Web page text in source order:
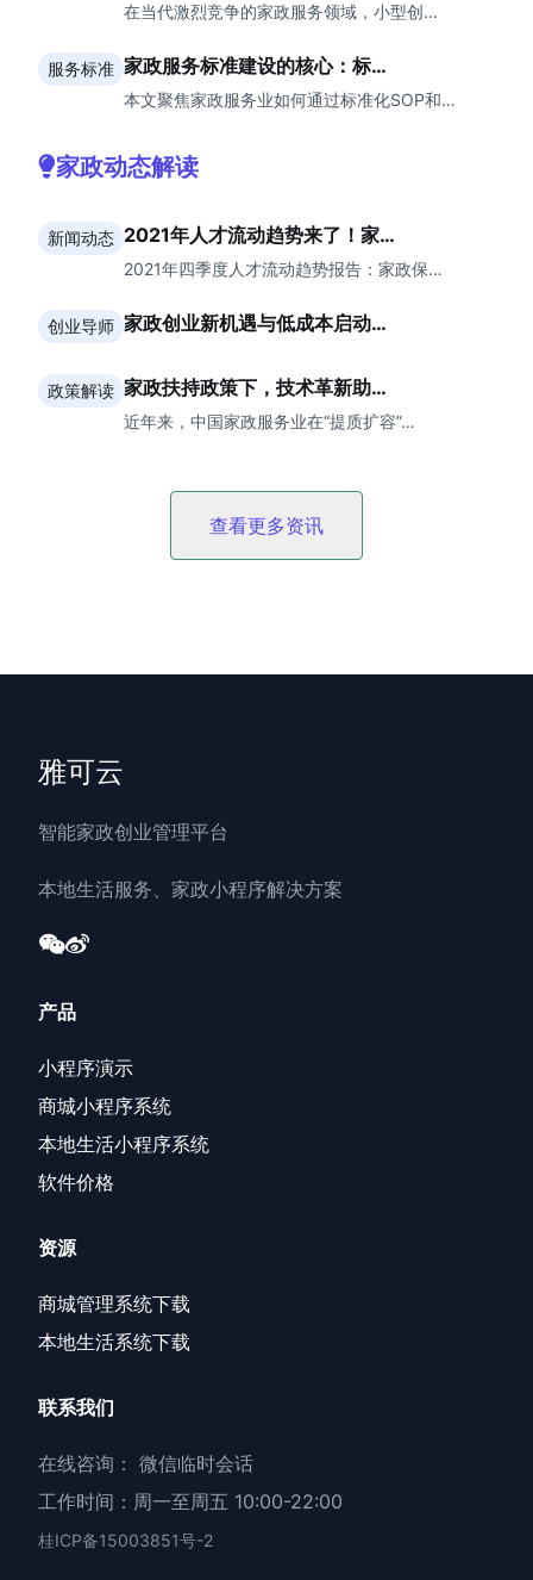
在当代激烈竞争的家政服务领域，小型创…
服务标准 家政服务标准建设的核心：标…
本文聚焦家政服务业如何通过标准化SOP和…
家政动态解读
新闻动态 2021年人才流动趋势来了！家…
2021年四季度人才流动趋势报告：家政保…
创业导师 家政创业新机遇与低成本启动…
政策解读 家政扶持政策下，技术革新助…
近年来，中国家政服务业在“提质扩容”…
查看更多资讯
雅可云
智能家政创业管理平台
本地生活服务、家政小程序解决方案
产品
小程序演示
商城小程序系统
本地生活小程序系统
软件价格
资源
商城管理系统下载
本地生活系统下载
联系我们
在线咨询： 微信临时会话
工作时间：周一至周五 10:00-22:00
桂ICP备15003851号-2